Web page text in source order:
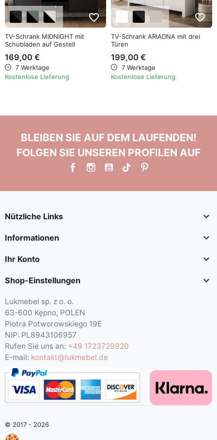
favorite_border
TV-Schrank MIDNIGHT mit
Schubladen auf Gestell
169,00 €
7 Werktage
Kostenlose Lieferung
favorite_border
TV-Schrank ARIADNA mit drei
Türen
199,00 €
7 Werktage
Kostenlose Lieferung
BLEIBEN SIE AUF DEM LAUFENDEN!
FOLGEN SIE UNSEREN PROFILEN AUF
Nützliche Links 
Informationen 
Ihr Konto 
Shop-Einstellungen 
Lukmebel sp. z o. o.
63-600 Kępno, POLEN
Piotra Potworowskiego 19E
NIP: PL8943106957
Rufen Sie uns an: +49 1723729920
E-mail: kontakt@lukmebel.de
© 2017 - 2026